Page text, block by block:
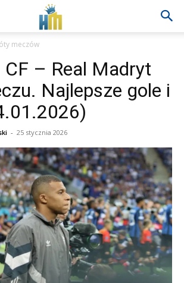
meczów
CF – Real Madryt
Najlepsze gole i
- 25 stycznia 2026